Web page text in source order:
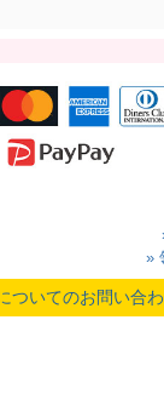
»
ついてのお問い合